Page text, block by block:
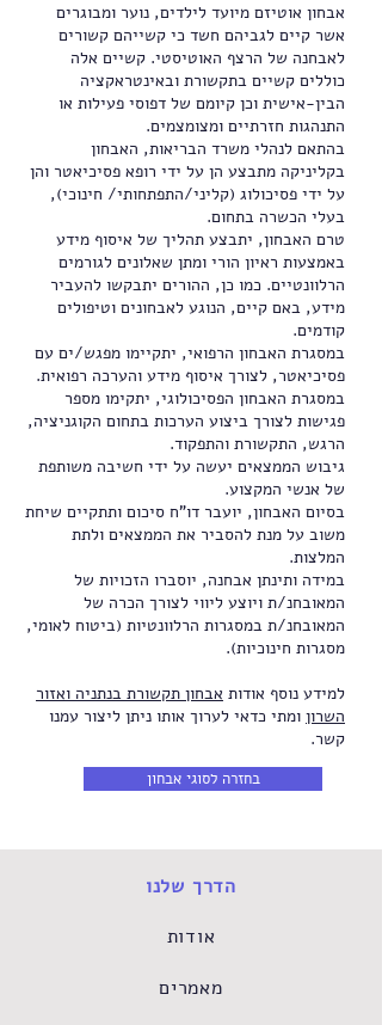
אבחון אוטיזם מיועד לילדים, נוער ומבוגרים
אשר קיים לגביהם חשד כי קשייהם קשורים
לאבחנה של הרצף האוטיסטי. קשיים אלה
כוללים קשיים בתקשורת ובאינטראקציה
הבין-אישית וכן קיומם של דפוסי פעילות או
התנהגות חזרתיים ומצומצמים.
בהתאם לנהלי משרד הבריאות, האבחון
בקליניקה מתבצע הן על ידי רופא פסיכיאטר והן
על ידי פסיכולוג (קליני/התפתחותי/ חינוכי),
בעלי הכשרה בתחום.
טרם האבחון, יתבצע תהליך של איסוף מידע
באמצעות ראיון הורי ומתן שאלונים לגורמים
הרלוונטיים. כמו כן, ההורים יתבקשו להעביר
מידע, באם קיים, הנוגע לאבחונים וטיפולים
קודמים.
במסגרת האבחון הרפואי, יתקיימו מפגש/ים עם
פסיכיאטר, לצורך איסוף מידע והערכה רפואית.
במסגרת האבחון הפסיכולוגי, יתקימו מספר
פגישות לצורך ביצוע הערכות בתחום הקוגניציה,
הרגש, התקשורת והתפקוד.
גיבוש הממצאים יעשה על ידי חשיבה משותפת
של אנשי המקצוע.
בסיום האבחון, יועבר דו"ח סיכום ותתקיים שיחת
משוב על מנת להסביר את הממצאים ולתת
המלצות.
במידה ותינתן אבחנה, יוסברו הזכויות של
המאובחנ/ת ויוצע ליווי לצורך הכרה של
המאובחנ/ת במסגרות הרלוונטיות (ביטוח לאומי,
מסגרות חינוכיות).
למידע נוסף אודות אבחון תקשורת בנתניה ואזור
השרון ומתי כדאי לערוך אותו ניתן ליצור עמנו
קשר.
בחזרה לסוגי אבחון
הדרך שלנו
אודות
מאמרים